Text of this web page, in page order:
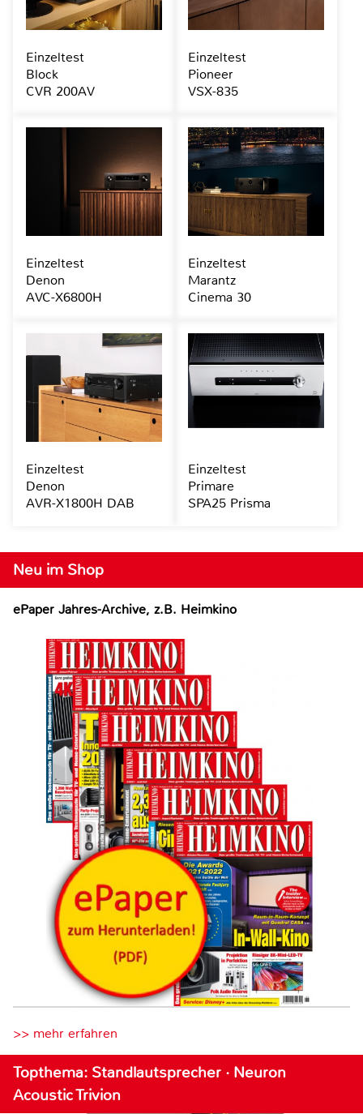
Neu im Shop
ePaper Jahres-Archive, z.B. Heimkino
>> mehr erfahren
Topthema: Standlautsprecher · Neuron
Acoustic Trivion
Einzeltest
Block
CVR 200AV
Einzeltest
Pioneer
VSX-835
Einzeltest
Denon
AVC-X6800H
Einzeltest
Marantz
Cinema 30
Einzeltest
Denon
AVR-X1800H DAB
Einzeltest
Primare
SPA25 Prisma